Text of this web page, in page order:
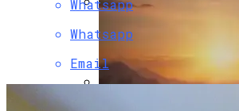
Двухэтажный Дом:
Этап
Возведения
Whatsapp
Whatsapp
Email